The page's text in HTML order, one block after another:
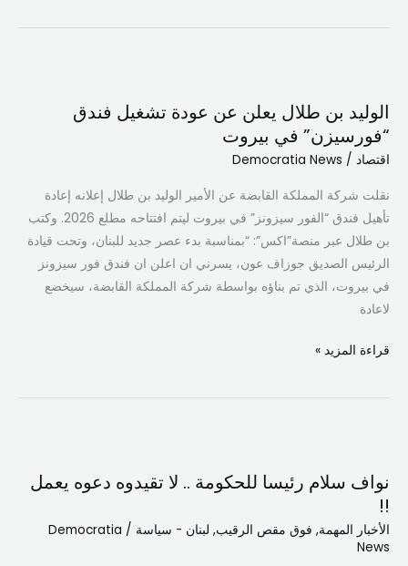
الوليد بن طلال يعلن عن عودة تشغيل فندق
“فورسيزن” في بيروت
اقتصاد /
Democratia News
نقلت شركة المملكة القابضة عن الأمير الوليد بن طلال إعلانه إعادة
تأهيل فندق “الفور سيزونز” في بيروت ليتم افتتاحه مطلع 2026. وكتب
بن طلال عبر منصة”اكس”: “بمناسبة بدء عصر جديد للبنان، وتحت قيادة
الرئيس الصديق جوزاف عون، يسرني ان اعلن ان فندق فور سيزونز
في بيروت، الذي تم بناؤه بواسطة شركة المملكة القابضة، سيخضع
لاعادة
طلال
يعلن
عن
تشغيل
فندق
“فورسيزن”
في
بيروت
قراءة المزيد »
نواف سلام رئيسا للحكومة .. لا تقيدوه دعوه يعمل
!!
الأخبار المهمة, فوق مقص الرقيب, لبنان - سياسة /
Democratia
News
رئيسا
للحكومة
..
لا